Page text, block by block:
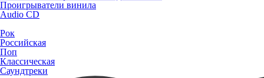
Проигрыватели винила
Audio CD
Рок
Российская
Поп
Классическая
Саундтреки